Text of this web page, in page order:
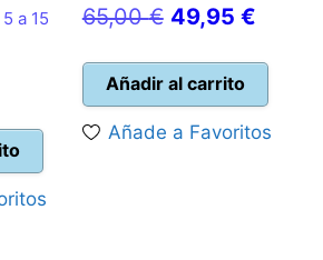
a 15
€.
65,00€ El
original
era:
65,00 €.
49,95 €El
es:
49,95
Añadir al carrito
Añade a Favoritos